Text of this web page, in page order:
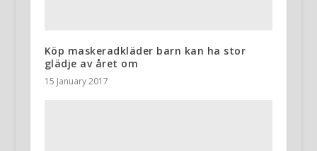
Köp maskeradkläder barn kan ha stor
glädje av året om
15 January 2017